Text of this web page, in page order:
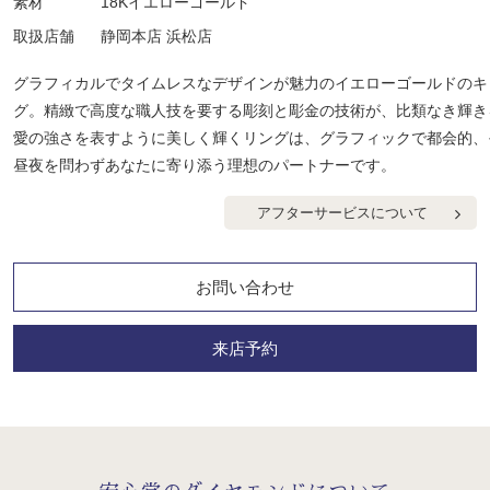
取扱店舗
静岡本店 浜松店
グラフィカルでタイムレスなデザインが魅力のイエローゴールドの
グ。精緻で高度な職人技を要する彫刻と彫金の技術が、比類なき輝
愛の強さを表すように美しく輝くリングは、グラフィックで都会的
昼夜を問わずあなたに寄り添う理想のパートナーです。
アフターサービスについて
お問い合わせ
来店予約